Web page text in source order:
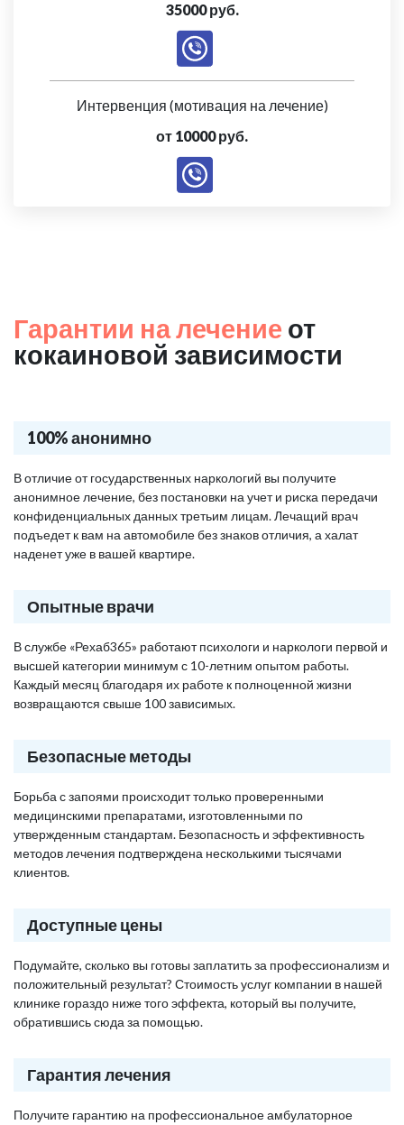
35000 руб.
Интервенция (мотивация на лечение)
от 10000 руб.
Гарантии на лечение от
кокаиновой зависимости
100% анонимно
В отличие от государственных наркологий вы получите
анонимное лечение, без постановки на учет и риска передачи
конфиденциальных данных третьим лицам. Лечащий врач
подъедет к вам на автомобиле без знаков отличия, а халат
наденет уже в вашей квартире.
Опытные врачи
В службе «Рехаб365» работают психологи и наркологи первой и
высшей категории минимум с 10-летним опытом работы.
Каждый месяц благодаря их работе к полноценной жизни
возвращаются свыше 100 зависимых.
Безопасные методы
Борьба с запоями происходит только проверенными
медицинскими препаратами, изготовленными по
утвержденным стандартам. Безопасность и эффективность
методов лечения подтверждена несколькими тысячами
клиентов.
Доступные цены
Подумайте, сколько вы готовы заплатить за профессионализм и
положительный результат? Стоимость услуг компании в нашей
клинике гораздо ниже того эффекта, который вы получите,
обратившись сюда за помощью.
Гарантия лечения
Получите гарантию на профессиональное амбулаторное